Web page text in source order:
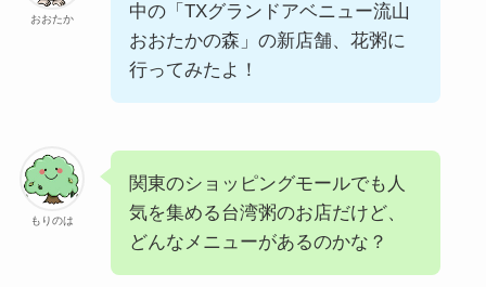
おおたか
中の「TXグランドアベニュー流山
おおたかの森」の新店舗、花粥に
行ってみたよ！
もりのは
関東のショッピングモールでも人
気を集める台湾粥のお店だけど、
どんなメニューがあるのかな？